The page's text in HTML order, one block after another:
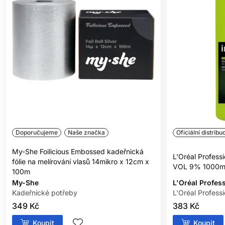
Jako permanentní barva na vlasy poskytuje INOA dlouhotrvající
barevný efekt a výbornou intenzitu odstínu. Vlasy po barvení
získávají přirozený lesk, hloubku a elegantní barevný výsledek
bez matného nebo zatíženého vzhledu. Díky široké škále
odstínů je možné vytvářet přirozené blond, hnědé, béžové,
moka, měděné, červené, popelavé, zlaté i studené barevné
kterém je důležitá přesnost, spolehlivost a krásný výsledek. Je
ideální pro ženy, které chtějí zakrýt bílé vlasy, oživit svou
salónního efektu bez amoniaku.
Jednou z největších výhod INOA je profesionální krytí bílých
vlasů. Při správném použití dokáže tato L'Oréal barva na vlasy
dosáhnout až 100 % krytí šedin, přičemž výsledek zůstává
Doporučujeme Naše značka
My-She Foilicious Embossed kadeřnická
fólie na melírování vlasů 14mikro x 12cm x
100m
My-She
Kadeřnické potřeby
349 Kč
Koupit
Oficiální
L'Oréal
VOL 9%
L'Oréal
L'Oréal
383 Kč
Koupit